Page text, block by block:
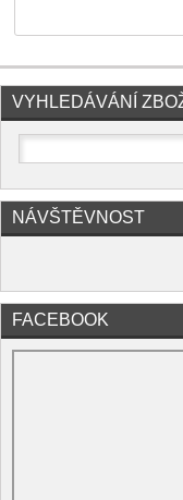
VYHLEDÁVÁNÍ
NÁVŠTĚVNOST
FACEBOOK